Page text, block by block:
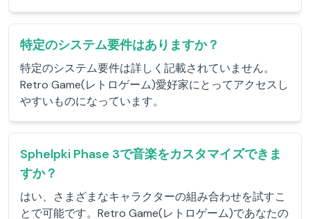
特定のシステム要件はありますか？
特定のシステム要件は詳しく記載されていません。
Retro Game(レトロゲーム)愛好家にとってアクセスし
やすいものになっています。
Sphelpki Phase 3で音楽をカスタマイズできま
すか？
はい、さまざまなキャラクターの組み合わせを試すこ
とで可能です。Retro Game(レトロゲーム)であなたの